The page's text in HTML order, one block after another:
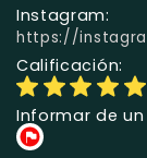
Instagram:
https://
Calificación:
Informar de